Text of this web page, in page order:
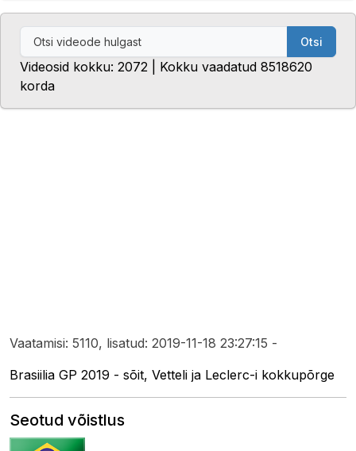
Otsi
Videosid kokku: 2072 | Kokku vaadatud 8518620
korda
Vaatamisi: 5110, lisatud: 2019-11-18 23:27:15 -
Brasiilia GP 2019 - sõit, Vetteli ja Leclerc-i kokkupõrge
Seotud võistlus